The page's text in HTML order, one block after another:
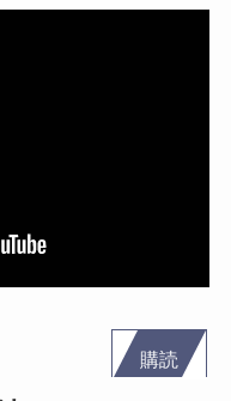
購読